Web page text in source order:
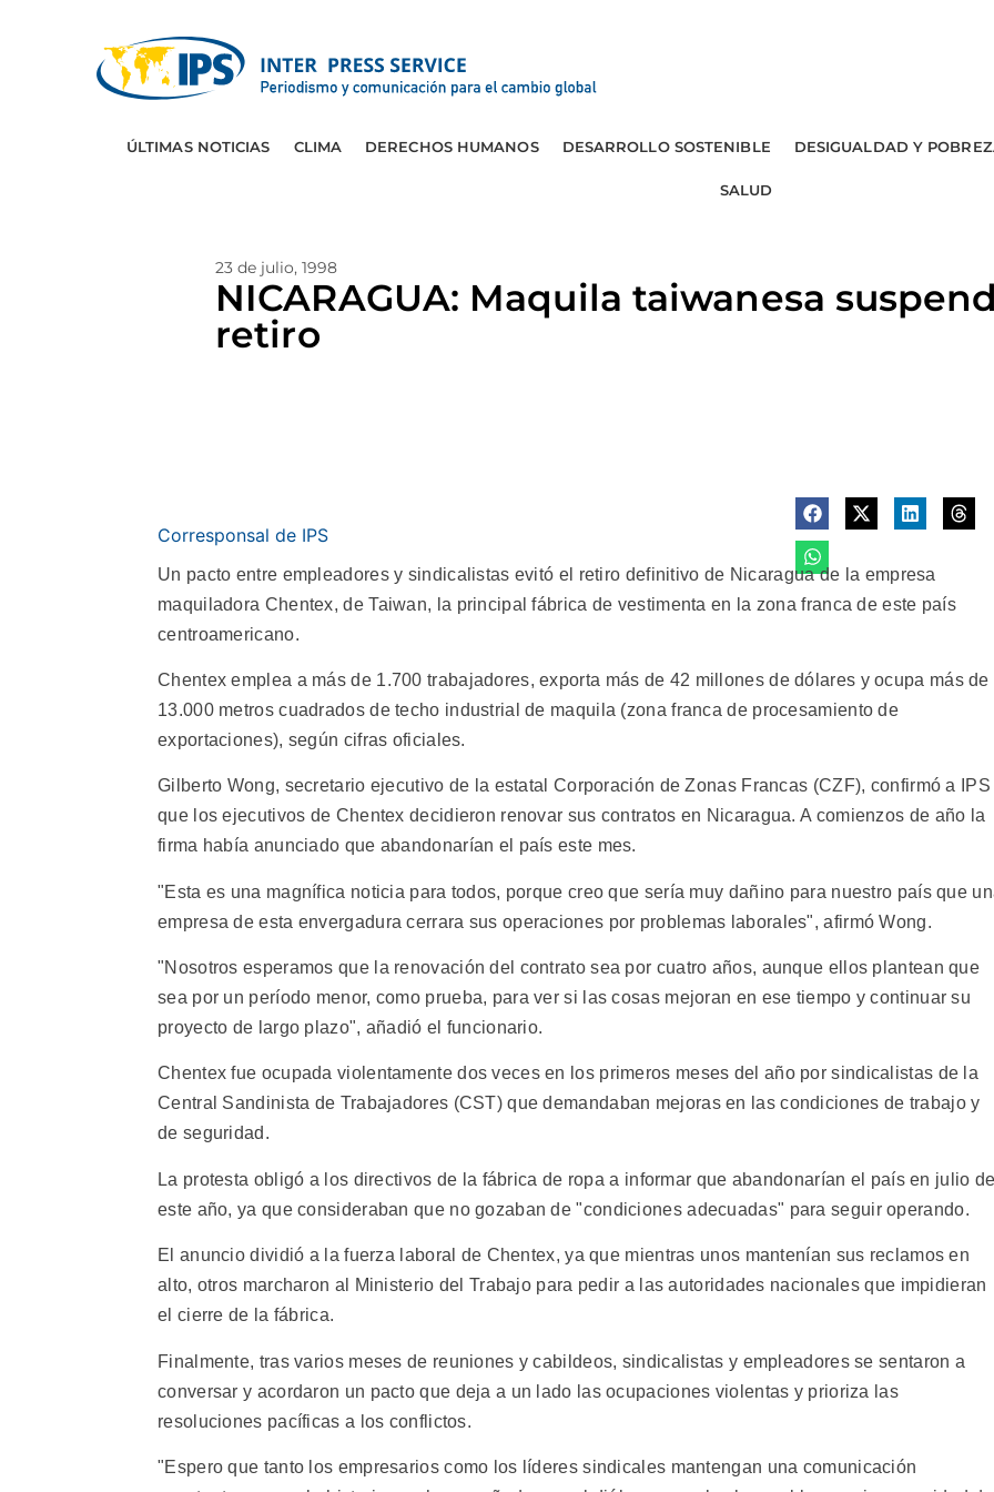
ÚLTIMAS NOTICIAS CLIMA DERECHOS HUMANOS DESARROLLO SOSTENIBLE DESIGUALDAD Y
SALUD
23 de julio, 1998
NICARAGUA: Maquila taiwanesa
retiro
Corresponsal de IPS
Un pacto entre empleadores y sindicalistas evitó el retiro definitivo de Nicaragua de la empresa
maquiladora Chentex, de Taiwan, la principal fábrica de vestimenta en la zona franca de este país
centroamericano.
Chentex emplea a más de 1.700 trabajadores, exporta más de 42 millones de dólares y ocupa más de
13.000 metros cuadrados de techo industrial de maquila (zona franca de procesamiento de
exportaciones), según cifras oficiales.
Gilberto Wong, secretario ejecutivo de la estatal Corporación de Zonas Francas (CZF), confirmó a IPS
que los ejecutivos de Chentex decidieron renovar sus contratos en Nicaragua. A comienzos de año la
firma había anunciado que abandonarían el país este mes.
"Esta es una magnífica noticia para todos, porque creo que sería muy dañino para nuestro país que
empresa de esta envergadura cerrara sus operaciones por problemas laborales", afirmó Wong.
"Nosotros esperamos que la renovación del contrato sea por cuatro años, aunque ellos plantean que
sea por un período menor, como prueba, para ver si las cosas mejoran en ese tiempo y continuar su
proyecto de largo plazo", añadió el funcionario.
Chentex fue ocupada violentamente dos veces en los primeros meses del año por sindicalistas de la
Central Sandinista de Trabajadores (CST) que demandaban mejoras en las condiciones de trabajo y
de seguridad.
La protesta obligó a los directivos de la fábrica de ropa a informar que abandonarían el país en julio
este año, ya que consideraban que no gozaban de "condiciones adecuadas" para seguir operando.
El anuncio dividió a la fuerza laboral de Chentex, ya que mientras unos mantenían sus reclamos en
alto, otros marcharon al Ministerio del Trabajo para pedir a las autoridades nacionales que impidieran
el cierre de la fábrica.
Finalmente, tras varios meses de reuniones y cabildeos, sindicalistas y empleadores se sentaron a
conversar y acordaron un pacto que deja a un lado las ocupaciones violentas y prioriza las
resoluciones pacíficas a los conflictos.
"Espero que tanto los empresarios como los líderes sindicales mantengan una comunicación